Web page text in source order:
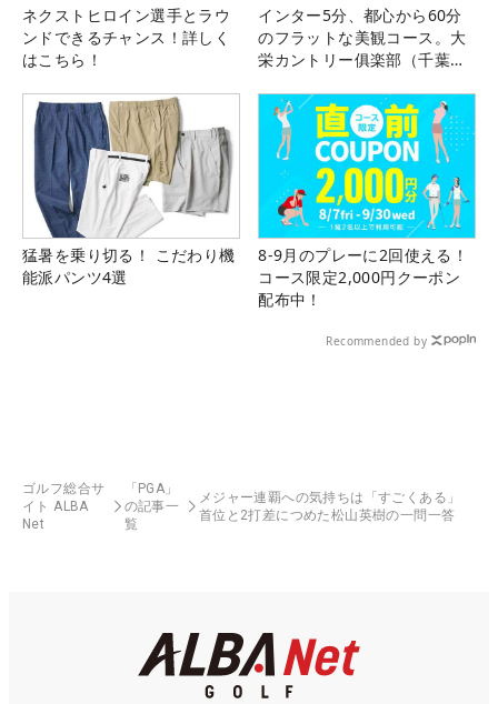
ネクストヒロイン選手とラウ
ンドできるチャンス！詳しく
はこちら！
インター5分、都心から60分
のフラットな美観コース。大
栄カントリー俱楽部（千葉
猛暑を乗り切る！ こだわり機
能派パンツ4選
8-9月のプレーに2回使える！
コース限定2,000円クーポン
配布中！
Recommended by
ゴルフ総合サ
イト ALBA
Net
「PGA」
の記事一
覧
メジャー連覇への気持ちは「すごくある」
首位と2打差につめた松山英樹の一問一答